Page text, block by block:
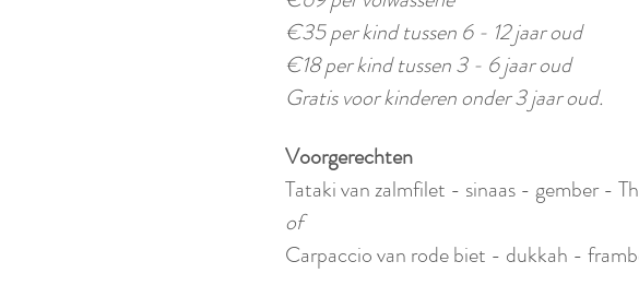
€35 per kind tussen 6 - 12 jaar oud
€18 per kind tussen 3 - 6 jaar oud
Gratis voor kinderen onder 3 jaar oud.
Voorgerechten
Tataki van zalmfilet - sinaas - gember -
of
Carpaccio van rode biet - dukkah -